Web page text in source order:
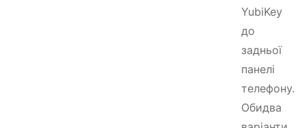
YubiKey
до
задньої
панелі
телефону.
Обидва